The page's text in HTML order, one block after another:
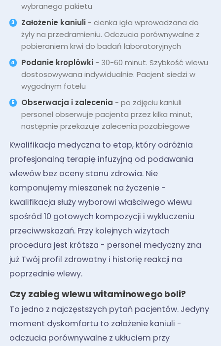
wybranego pakietu
Założenie kaniuli - cienka igła wprowadzana do
żyły na przedramieniu. Odczucia porównywalne z
pobieraniem krwi do badań laboratoryjnych
Podanie kroplówki - 30-60 minut. Szybkość wlewu
dostosowywana indywidualnie. Pacjent siedzi w
wygodnym fotelu
Obserwacja i zalecenia - po zdjęciu kaniuli
personel obserwuje pacjenta przez kilka minut,
następnie przekazuje zalecenia pozabiegowe
Kwalifikacja medyczna to etap, który odróżnia
profesjonalną terapię infuzyjną od podawania
wlewów bez oceny stanu zdrowia. Nie
komponujemy mieszanek na życzenie -
kwalifikacja służy wyborowi właściwego wlewu
spośród 10 gotowych kompozycji i wykluczeniu
przeciwwskazań. Przy kolejnych wizytach
procedura jest krótsza - personel medyczny zna
już Twój profil zdrowotny i historię reakcji na
poprzednie wlewy.
Czy zabieg wlewu witaminowego boli?
To jedno z najczęstszych pytań pacjentów. Jedyny
moment dyskomfortu to założenie kaniuli -
odczucia porównywalne z ukłuciem przy